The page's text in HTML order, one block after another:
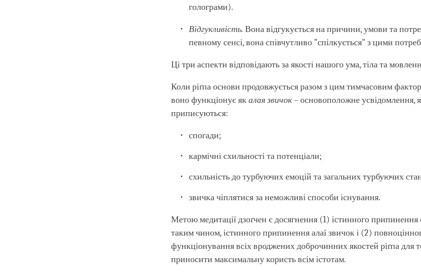
голограми).
Відгукливість.Вона відгукується на причини, умови та
певному сенсі, вона співчутливо "спілкується" з цими
Ці три аспекти відповідають за якості нашого ума, тіла та
Коли ріґпа основи продовжується разом з цим тимчасовим
воно функціонує якалая звичок– основоположне усвідомлення,
приписуються:
спогади;
кармічні схильності та потенціали;
схильність до турбуючих емоцій та загальних турбуючих
звичка чіплятися за неможливі способи існування.
Метою медитації дзоґчен є досягнення (1) істинного припинення
таким чином, істинного припинення алаї звичок і (2)
функціонування всіх вроджених доброчинних якостей ріґпа для
приносити максимальну користь всім істотам.